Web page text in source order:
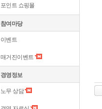
포인트 쇼핑몰
참여마당
이벤트
매거진이벤트
경영정보
노무 상담